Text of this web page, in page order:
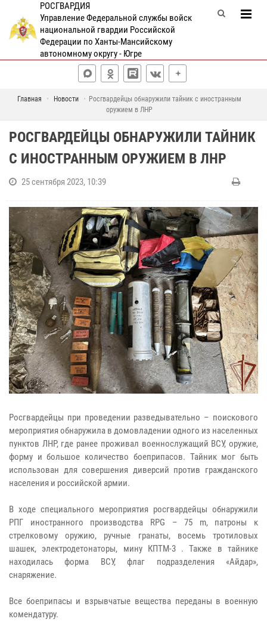
РОСГВАРДИЯ
Управление Федеральной службы войск
национальной гвардии Российской
Федерации по Ханты-Мансийскому
автономному округу - Югре
Главная Новости
Росгвардейцы обнаружили тайник с иностранным
оружием в ЛНР
РОСГВАРДЕЙЦЫ ОБНАРУЖИЛИ ТАЙНИК
С ИНОСТРАННЫМ ОРУЖИЕМ В ЛНР
25 сентября 2023, 10:39
Росгвардейцы при проведении разведывательно – поискового
мероприятия обнаружила в домовладении одного из населенных
пунктов ЛНР, где ранее проживал военнослужащий ВСУ, оружие,
форму и большое количество боеприпасов. Тайник мог быть
использован для совершения диверсий против гражданского
населения и российской армии.
В ходе специального мероприятия росгвардейцы обнаружили
РПГ иностранного производства RPG – 75 m, патроны к
стрелковому оружию, ручные гранаты, восемь тротиловых
шашек, электродетонаторы, мину КПТМ-3 . Также в тайнике
находилась форма ВСУ, флаг подразделения «Айдар»,
снаряжение.
Все боеприпасы и взрывчатые вещества переданы в военную
комендатуру.